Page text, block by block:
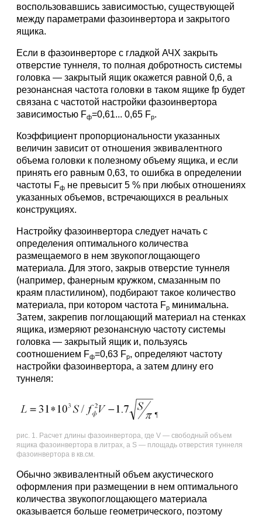
воспользовавшись зависимостью, существующей
между параметрами фазоинвертора и закрытого
ящика.
Если в фазоинверторе с гладкой АЧХ закрыть
отверстие туннеля, то полная добротность системы
головка — закрытый ящик окажется равной 0,6, а
резонансная частота головки в таком ящике fр будет
связана с частотой настройки фазоинвертора
зависимостью Fф=0,61... 0,65 Fр.
Коэффициент пропорциональности указанных
величин зависит от отношения эквивалентного
объема головки к полезному объему ящика, и если
принять его равным 0,63, то ошибка в определении
частоты Fф не превысит 5 % при любых отношениях
указанных объемов, встречающихся в реальных
конструкциях.
Настройку фазоинвертора следует начать с
определения оптимального количества
размещаемого в нем звукопоглощающего
материала. Для этого, закрыв отверстие туннеля
(например, фанерным кружком, смазанным по
краям пластилином), подбирают такое количество
материала, при котором частота Fр минимальна.
Затем, закрепив поглощающий материал на стенках
ящика, измеряют резонансную частоту системы
головка — закрытый ящик и, пользуясь
соотношением Fф=0,63 Fр, определяют частоту
настройки фазоинвертора, а затем длину его
туннеля:
рис. 1. Расчет длины фазоинвертора, где V — свободный объем
ящика фазоинвертора в литрах, a S — площадь отверстия туннеля
фазоинвертора в кв.см.
Обычно эквивалентный объем акустического
оформления при размещении в нем оптимального
количества звукопоглощающего материала
оказывается больше геометрического, поэтому